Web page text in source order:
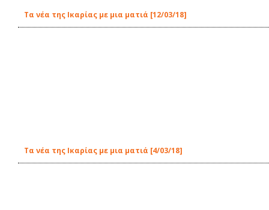
Τα νέα της Ικαρίας με μια ματιά [12/03/18]
Τα νέα της Ικαρίας με μια ματιά [4/03/18]